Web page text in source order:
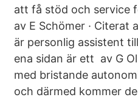
att få stöd och service
av E Schömer ·
är personlig assistent
ena sidan är ett av G
med bristande
och därmed kommer